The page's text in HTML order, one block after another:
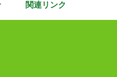
関連リンク